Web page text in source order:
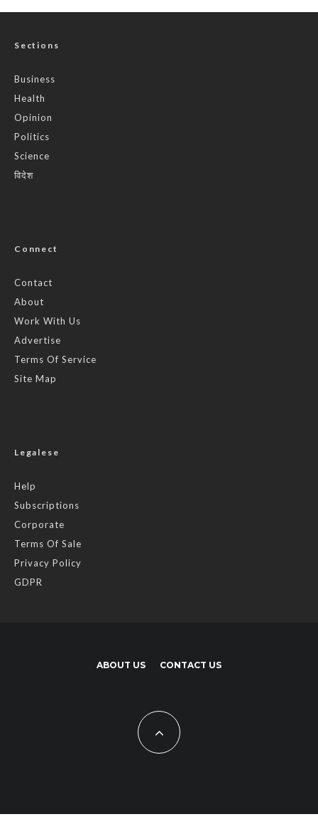
Sections
Business
Health
Opinion
Politics
Science
विदेश
Connect
Contact
About
Work With Us
Advertise
Terms Of Service
Site Map
Legalese
Help
Subscriptions
Corporate
Terms Of Sale
Privacy Policy
GDPR
ABOUT US CONTACT US